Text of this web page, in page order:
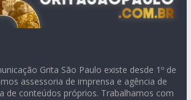
Grita São Paulo existe desde 1º de
assessoria de imprensa e agência de
de conteúdos próprios. Trabalhamos com